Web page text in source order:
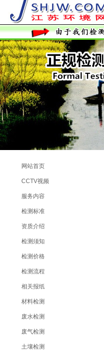
网站首页
CCTV视频
服务内容
检测标准
资质介绍
检测须知
检测价格
检测流程
相关报纸
材料检测
废水检测
废气检测
土壤检测